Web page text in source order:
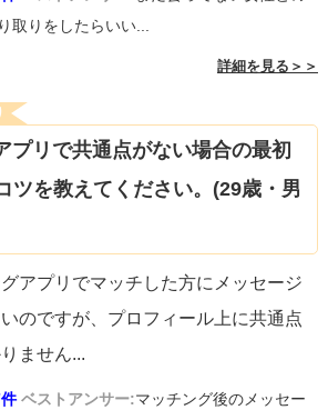
取りをしたらいい...
詳細を見る＞＞
プリで共通点がない場合の最初
ツを教えてください。(29歳・男
アプリでマッチした方にメッセージ
のですが、プロフィール上に共通点
ません...
ベストアンサー:マッチング後のメッセー